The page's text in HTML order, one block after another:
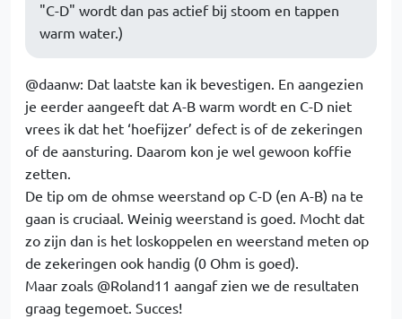
"C-D" wordt dan pas actief bij stoom en tappen
warm water.)
@daanw: Dat laatste kan ik bevestigen. En aangezien
je eerder aangeeft dat A-B warm wordt en C-D niet
vrees ik dat het ‘hoefijzer’ defect is of de zekeringen
of de aansturing. Daarom kon je wel gewoon koffie
zetten.
De tip om de ohmse weerstand op C-D (en A-B) na te
gaan is cruciaal. Weinig weerstand is goed. Mocht dat
zo zijn dan is het loskoppelen en weerstand meten op
de zekeringen ook handig (0 Ohm is goed).
Maar zoals @Roland11 aangaf zien we de resultaten
graag tegemoet. Succes!